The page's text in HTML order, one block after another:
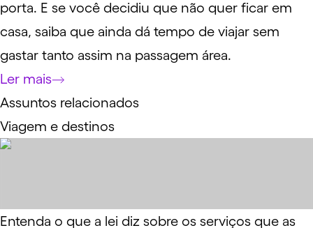
porta. E se você decidiu que não quer ficar em
casa, saiba que ainda dá tempo de viajar sem
gastar tanto assim na passagem área.
Ler mais
Assuntos relacionados
Viagem e destinos
Entenda o que a lei diz sobre os serviços que as